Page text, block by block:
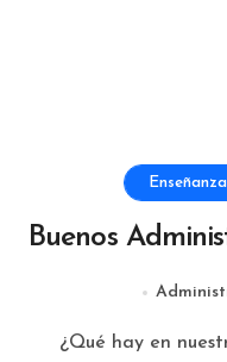
Buenos
¿Qué hay en nuestros hogares que pueda estar